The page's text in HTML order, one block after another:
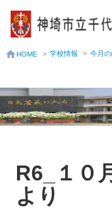
HOME > 学校情報 > 今月
R6_１０
より